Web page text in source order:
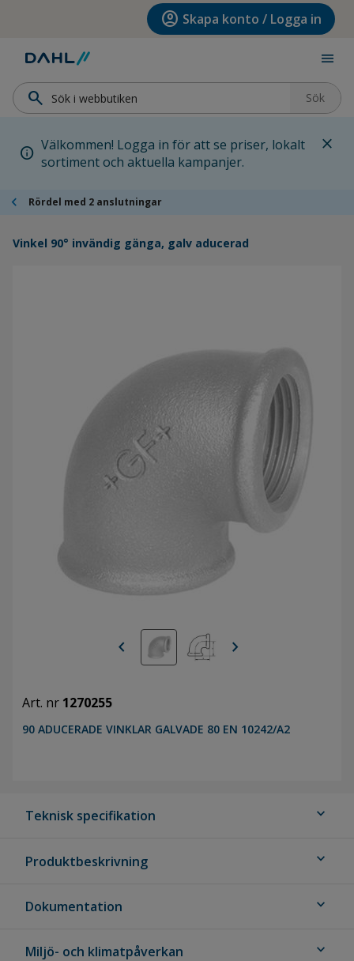
Hoppa till huvudinnehållet account_circle Skapa konto / Logga in
menu
search Sök
info Välkommen! Logga in för att se priser, lokalt
sortiment och aktuella kampanjer.
close
chevron_left Rördel med 2 anslutningar
Vinkel 90° invändig gänga, galv aducerad
chevron_left chevron_right
Art. nr 1270255
90 ADUCERADE VINKLAR GALVADE 80 EN 10242/A2
Teknisk specifikation expand_more
Produktbeskrivning expand_more
Dokumentation expand_more
Miljö- och klimatpåverkan expand_more